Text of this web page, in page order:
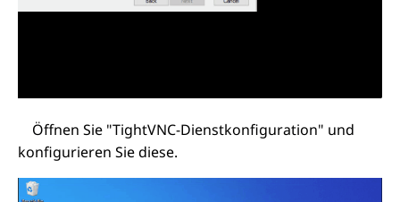
Öffnen Sie "TightVNC-Dienstkonfiguration" und
konfigurieren Sie diese.